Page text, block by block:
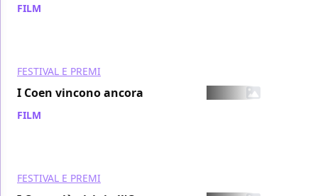
FILM
FESTIVAL E PREMI
I Coen vincono ancora
FILM
FESTIVAL E PREMI